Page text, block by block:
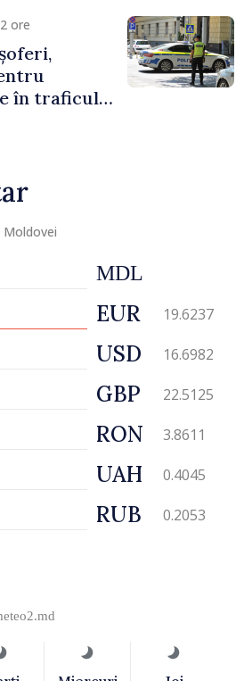
ore
în traficul
Moldovei
MDL
EUR 19.6237
USD 16.6982
GBP 22.5125
RON 3.8611
UAH 0.4045
RUB 0.2053